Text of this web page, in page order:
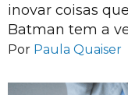
inovar coisas
Batman tem a
Por Paula Quaiser